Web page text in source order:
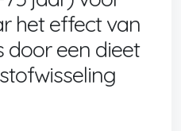
het effect van
door een dieet